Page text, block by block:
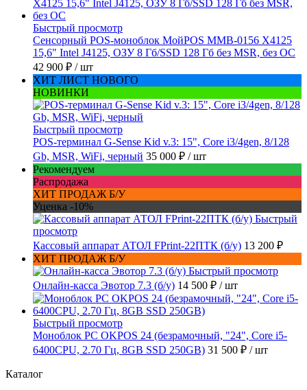
Быстрый просмотр
Сенсорный POS-моноблок МойPOS MMB-0156 X4125
15,6" Intel J4125, ОЗУ 8 Гб/SSD 128 Гб без MSR, без ОС
42 900 ₽ / шт
ХИТ ЛИСТ НОВОГО
НОВИНКИ
Быстрый просмотр
POS-терминал G-Sense Kid v.3: 15", Core i3/4gen, 8/128
Gb, MSR, WiFi, черный 35 000 ₽ / шт
Рекомендуем
Распродажа
ХИТ ПРОДАЖ Б/У
Уценка -10%
Быстрый
просмотр
Кассовый аппарат АТОЛ FPrint-22ПТК (б/у) 13 200 ₽
ХИТ ПРОДАЖ Б/У
Быстрый просмотр
Онлайн-касса Эвотор 7.3 (б/у) 14 500 ₽ / шт
Быстрый просмотр
Моноблок PC OKPOS 24 (безрамочный, "24", Core i5-
6400CPU, 2.70 Гц, 8GB SSD 250GB) 31 500 ₽ / шт
Каталог